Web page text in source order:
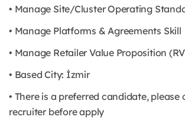
• Manage Site/Cluster Operating
• Manage Platforms & Agreements Skill
• Manage Retailer Value Proposition
• Based City: İzmir
• There is a preferred candidate,
recruiter before apply